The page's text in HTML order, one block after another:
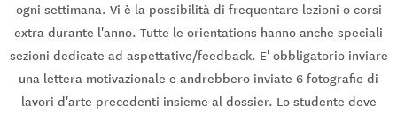
ogni settimana. Vi è la possibilità di frequentare lezioni o corsi
extra durante l'anno. Tutte le orientations hanno anche speciali
sezioni dedicate ad aspettative/feedback. E' obbligatorio inviare
una lettera motivazionale e andrebbero inviate 6 fotografie di
lavori d'arte precedenti insieme al dossier. Lo studente deve